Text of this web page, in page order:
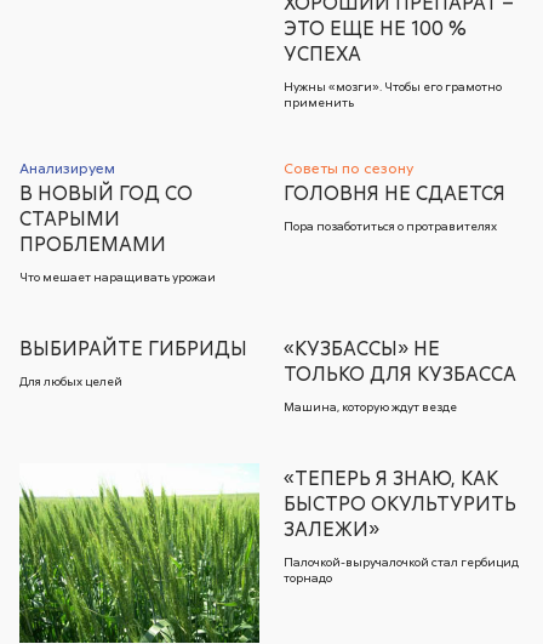
ЭТО ЕЩЕ НЕ 100 %
УСПЕХА
Нужны «мозги». Чтобы его грамотно
применить
Анализируем
В НОВЫЙ ГОД СО
СТАРЫМИ
ПРОБЛЕМАМИ
Что мешает наращивать урожаи
Советы по сезону
ГОЛОВНЯ НЕ СДАЕТСЯ
Пора позаботиться о протравителях
ВЫБИРАЙТЕ ГИБРИДЫ
Для любых целей
«КУЗБАССЫ» НЕ
ТОЛЬКО ДЛЯ КУЗБАССА
Машина, которую ждут везде
«ТЕПЕРЬ Я ЗНАЮ, КАК
БЫСТРО ОКУЛЬТУРИТЬ
ЗАЛЕЖИ»
Палочкой-выручалочкой стал гербицид
торнадо